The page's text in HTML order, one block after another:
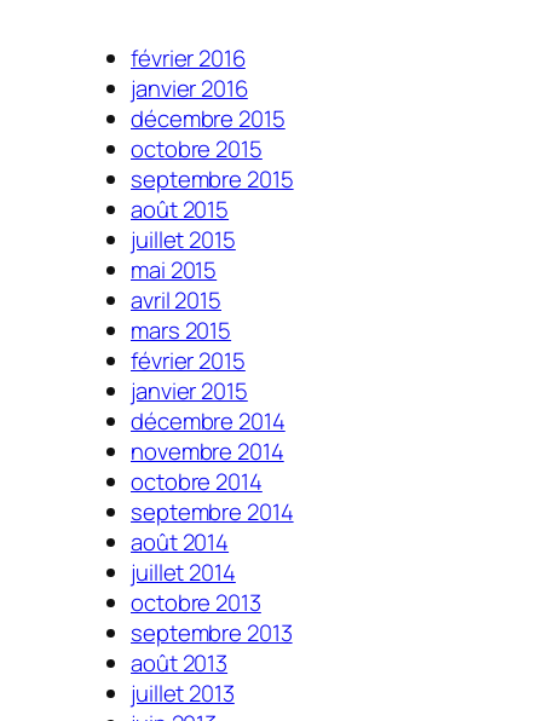
février 2016
janvier 2016
décembre 2015
octobre 2015
septembre 2015
août 2015
juillet 2015
mai 2015
avril 2015
mars 2015
février 2015
janvier 2015
décembre 2014
novembre 2014
octobre 2014
septembre 2014
août 2014
juillet 2014
octobre 2013
septembre 2013
août 2013
juillet 2013